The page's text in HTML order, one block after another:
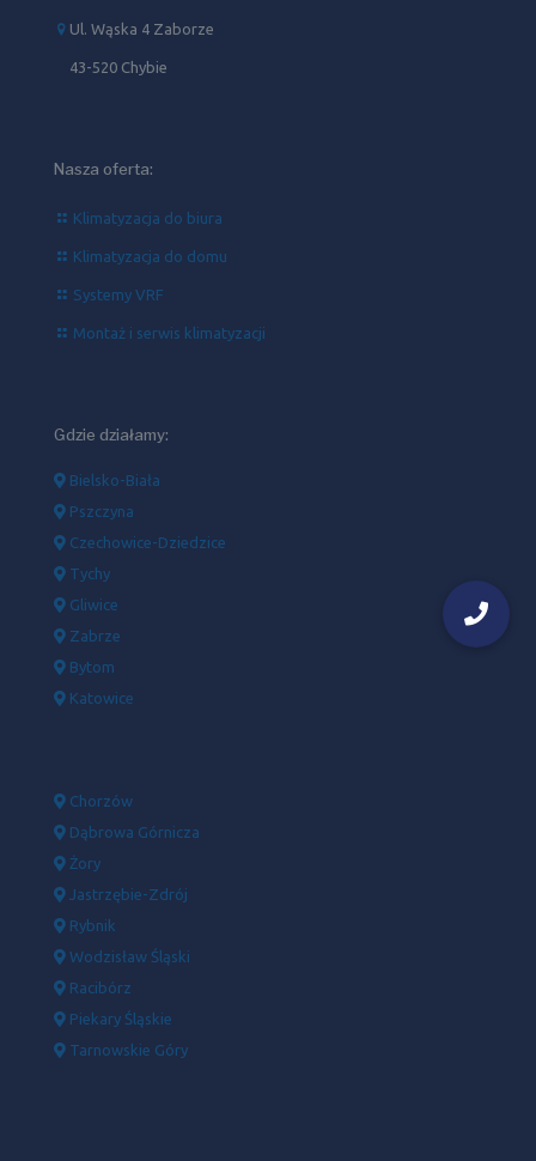
Ul. Wąska 4 Zaborze
43-520 Chybie
Nasza oferta:
Klimatyzacja do biura
Klimatyzacja do domu
Systemy VRF
Montaż i serwis klimatyzacji
Gdzie działamy:
Bielsko-Biała
Pszczyna
Czechowice-Dziedzice
Tychy
Gliwice
Zabrze
Bytom
Katowice
Chorzów
Dąbrowa Górnicza
Żory
Jastrzębie-Zdrój
Rybnik
Wodzisław Śląski
Racibórz
Piekary Śląskie
Tarnowskie Góry